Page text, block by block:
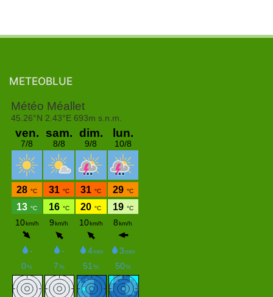
METEOBLUE